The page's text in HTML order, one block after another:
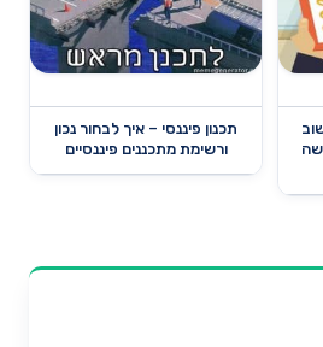
תכנון פיננסי – איך לבחור נכון
ורשימת מתכננים פיננסיים